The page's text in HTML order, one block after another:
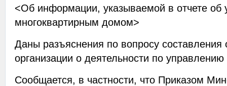
<Об информации, указываемой в отчете об
многоквартирным домом>
Даны разъяснения по вопросу
организации о деятельности по
Сообщается, в частности, что Приказом